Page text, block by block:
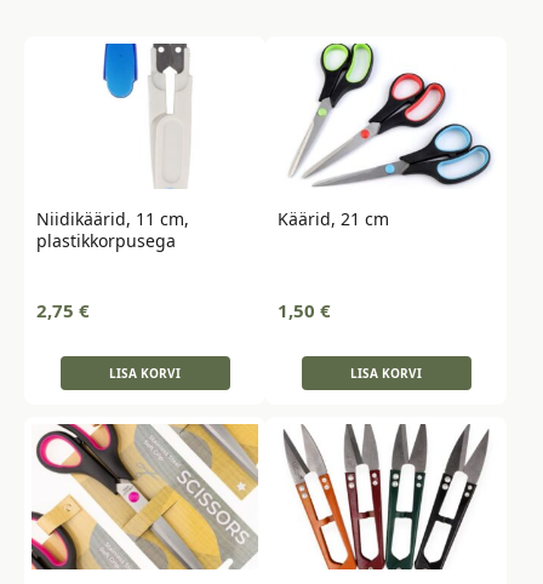
Niidikäärid, 11 cm,
plastikkorpusega
2,75 €
LISA KORVI
Käärid, 21 cm
1,50 €
LISA KORVI